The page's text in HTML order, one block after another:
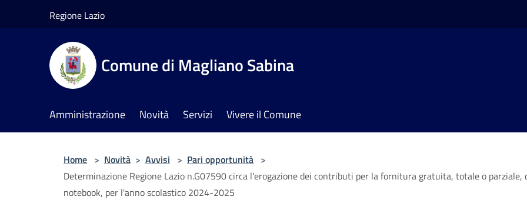
Regione Lazio
Comune di Magliano Sabina
Amministrazione Novità Servizi Vivere il Comune
Home > Novità > Avvisi > Pari opportunità >
Determinazione Regione Lazio n.G07590 circa l'erogazione dei contributi per la fornitura gratuita, totale o
notebook, per l'anno scolastico 2024-2025